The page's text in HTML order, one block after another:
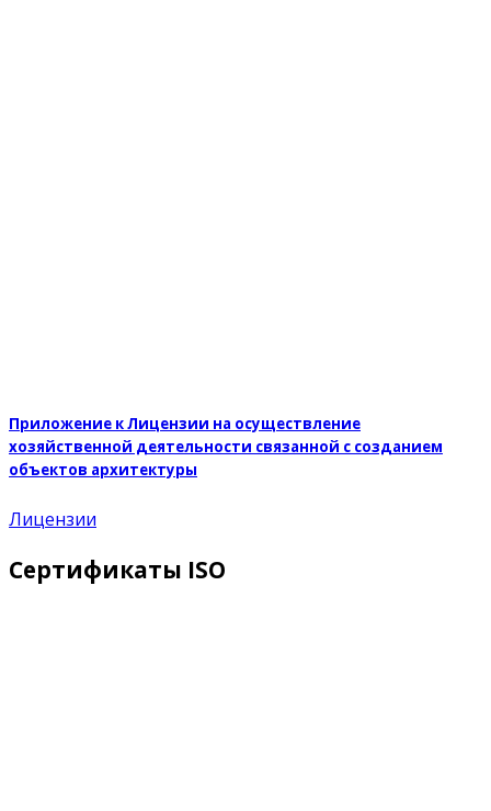
Приложение к Лицензии на осуществление
хозяйственной деятельности связанной с созданием
объектов архитектуры
Лицензии
Сертификаты ISO